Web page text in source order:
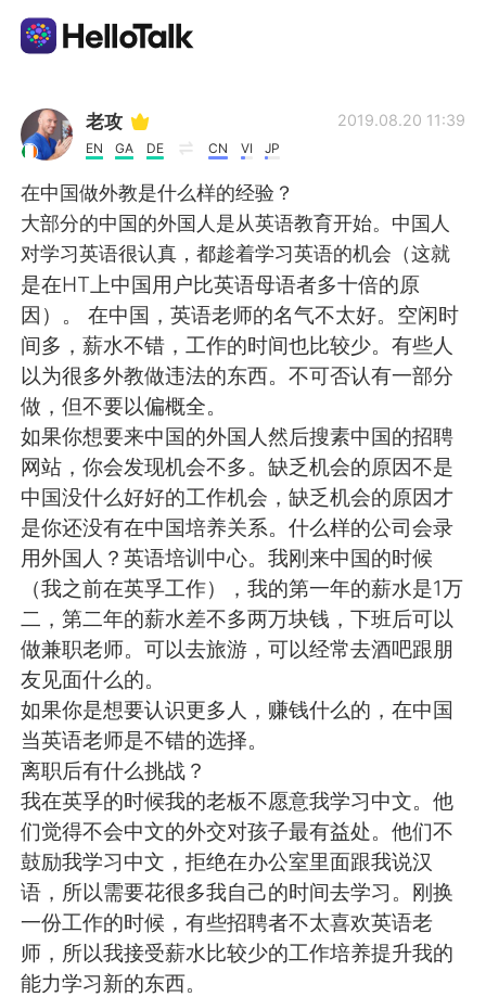
Aplicativo de troca de idioma
AI Grammar Checker
Português
English 简体中文
繁體中文 Español
العربية Français
Deutsch 日本語
한국어 Русский
ไทย Indonesia
Italiano Türkçe
Tiếng Việt
老攻
EN GA DE CN VI JP
2019.08.20 11:39
在中国做外教是什么样的经验？
大部分的中国的外国人是从英语教育开始。中国人
对学习英语很认真，都趁着学习英语的机会（这就
是在HT上中国用户比英语母语者多十倍的原
因）。 在中国，英语老师的名气不太好。空闲时
间多，薪水不错，工作的时间也比较少。有些人
以为很多外教做违法的东西。不可否认有一部分
做，但不要以偏概全。
如果你想要来中国的外国人然后搜素中国的招聘
网站，你会发现机会不多。缺乏机会的原因不是
中国没什么好好的工作机会，缺乏机会的原因才
是你还没有在中国培养关系。什么样的公司会录
用外国人？英语培训中心。我刚来中国的时候
（我之前在英孚工作），我的第一年的薪水是1万
二，第二年的薪水差不多两万块钱，下班后可以
做兼职老师。可以去旅游，可以经常去酒吧跟朋
友见面什么的。
如果你是想要认识更多人，赚钱什么的，在中国
当英语老师是不错的选择。
离职后有什么挑战？
我在英孚的时候我的老板不愿意我学习中文。他
们觉得不会中文的外交对孩子最有益处。他们不
鼓励我学习中文，拒绝在办公室里面跟我说汉
语，所以需要花很多我自己的时间去学习。刚换
一份工作的时候，有些招聘者不太喜欢英语老
师，所以我接受薪水比较少的工作培养提升我的
能力学习新的东西。